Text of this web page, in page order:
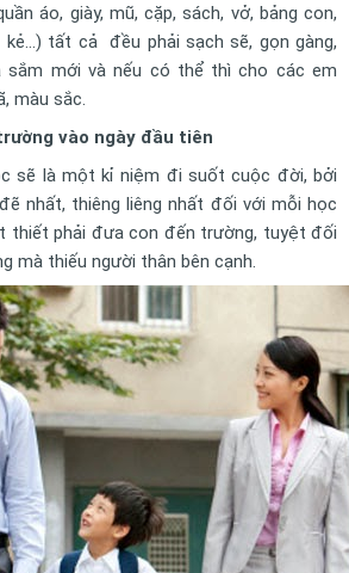
áo, giày, mũ, cặp, sách, vở, bảng con,
tất cả đều phải sạch sẽ, gọn gàng,
sắm mới và nếu có thể thì cho các em
màu sắc.
vào ngày đầu tiên
sẽ là một kỉ niệm đi suốt cuộc đời, bởi
nhất, thiêng liêng nhất đối với mỗi học
thiết phải đưa con đến trường, tuyệt đối
mà thiếu người thân bên cạnh.